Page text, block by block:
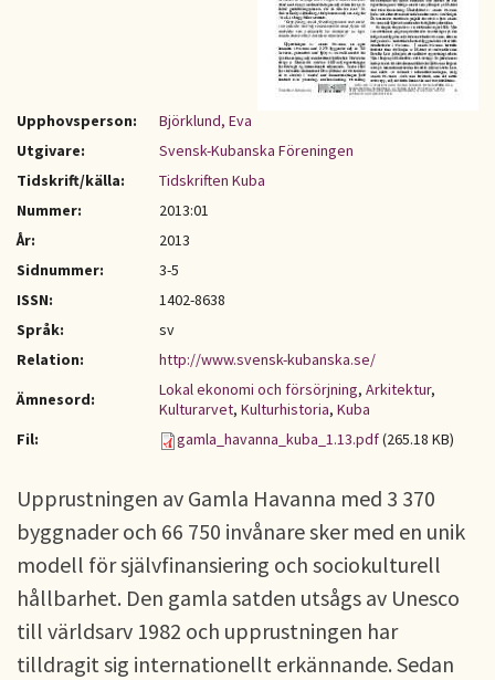
Upphovsperson:
Björklund, Eva
Utgivare:
Svensk-Kubanska Föreningen
Tidskrift/källa:
Tidskriften Kuba
Nummer:
2013:01
År:
2013
Sidnummer:
3-5
ISSN:
1402-8638
Språk:
sv
Relation:
http://www.svensk-kubanska.se/
Ämnesord:
Lokal ekonomi och försörjning, Arkitektur,
Kulturarvet, Kulturhistoria, Kuba
Fil:
gamla_havanna_kuba_1.13.pdf(265.18 KB)
Upprustningen av Gamla Havanna med 3 370
byggnader och 66 750 invånare sker med en unik
modell för självfinansiering och sociokulturell
hållbarhet. Den gamla satden utsågs av Unesco
till världsarv 1982 och upprustningen har
tilldragit sig internationellt erkännande. Sedan